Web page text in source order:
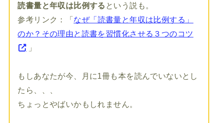
読書量と年収は比例する という説も。
参考リンク：「なぜ「読書量と年収は比例する」
のか？その理由と読書を習慣化させる３つのコツ
」
もしあなたが今、月に1冊も本を読んでいないとし
たら、、、
ちょっとやばいかもしれません。